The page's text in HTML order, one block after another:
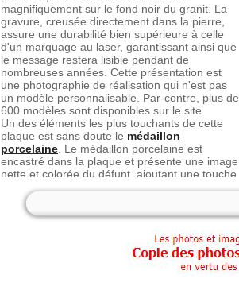
magnifiquement sur le fond noir du granit. La
gravure, creusée directement dans la pierre,
assure une durabilité bien supérieure à celle
d'un marquage au laser, garantissant ainsi que
le message restera lisible pendant de
nombreuses années. Cette présentation est
une photographie de réalisation qui n'est pas
un modèle personnalisable. Par-contre, plus de
600 modèles sont disponibles sur le site.
Un des éléments les plus touchants de cette
plaque est sans doute le médaillon
porcelaine . Le médaillon porcelaine est
encastré dans la plaque et présente une image
nette et colorée du défunt, ajoutant une touche
photo porcelaine est choisie pour sa durabilité
et sa capacité à résister aux intempéries,
Enfin, la plaque est montée sur deux pieds en
métal robustes, assurant sa stabilité. La
personnalisation du produit se fait grâce à